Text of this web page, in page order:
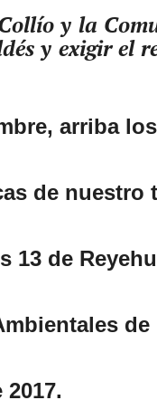
y la
y exigir el
arriba
de nuestro
13 de
2017.